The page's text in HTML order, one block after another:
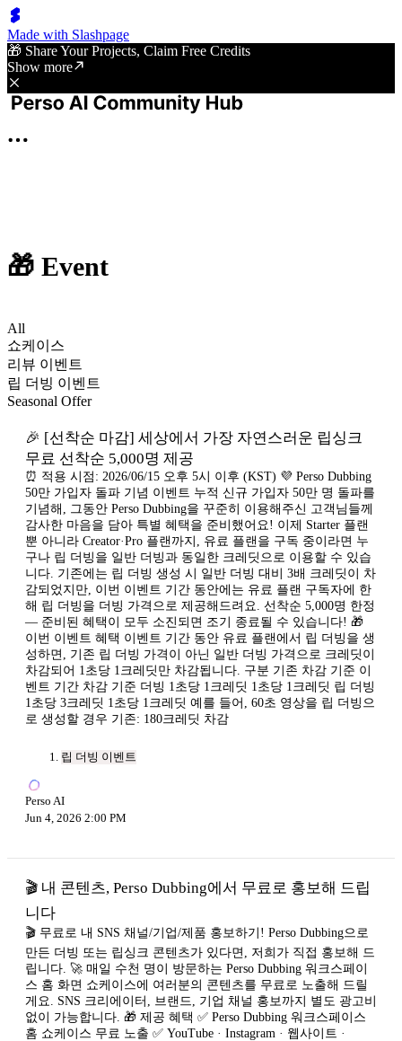
Made with Slashpage
🎁 Share Your Projects, Claim Free Credits
Show more
🎁 Event
All
쇼케이스
리뷰 이벤트
립 더빙 이벤트
Seasonal Offer
🎉 [선착순 마감] 세상에서 가장 자연스러운 립싱크
무료 선착순 5,000명 제공
⏰ 적용 시점: 2026/06/15 오후 5시 이후 (KST) 💜 Perso Dubbing
50만 가입자 돌파 기념 이벤트 누적 신규 가입자 50만 명 돌파를
기념해, 그동안 Perso Dubbing을 꾸준히 이용해주신 고객님들께
감사한 마음을 담아 특별 혜택을 준비했어요! 이제 Starter 플랜
뿐 아니라 Creator·Pro 플랜까지, 유료 플랜을 구독 중이라면 누
구나 립 더빙을 일반 더빙과 동일한 크레딧으로 이용할 수 있습
니다. 기존에는 립 더빙 생성 시 일반 더빙 대비 3배 크레딧이 차
감되었지만, 이번 이벤트 기간 동안에는 유료 플랜 구독자에 한
해 립 더빙을 더빙 가격으로 제공해드려요. 선착순 5,000명 한정
— 준비된 혜택이 모두 소진되면 조기 종료될 수 있습니다! 🎁
이번 이벤트 혜택 이벤트 기간 동안 유료 플랜에서 립 더빙을 생
성하면, 기존 립 더빙 가격이 아닌 일반 더빙 가격으로 크레딧이
차감되어 1초당 1크레딧만 차감됩니다. 구분 기존 차감 기준 이
벤트 기간 차감 기준 더빙 1초당 1크레딧 1초당 1크레딧 립 더빙
1초당 3크레딧 1초당 1크레딧 예를 들어, 60초 영상을 립 더빙으
로 생성할 경우 기존: 180크레딧 차감
립 더빙 이벤트
Perso AI
Jun 4, 2026 2:00 PM
🎬 내 콘텐츠, Perso Dubbing에서 무료로 홍보해 드립
니다
🎬 무료로 내 SNS 채널/기업/제품 홍보하기! Perso Dubbing으로
만든 더빙 또는 립싱크 콘텐츠가 있다면, 저희가 직접 홍보해 드
립니다. 🚀 매일 수천 명이 방문하는 Perso Dubbing 워크스페이
스 홈 화면 쇼케이스에 여러분의 콘텐츠를 무료로 노출해 드릴
게요. SNS 크리에이터, 브랜드, 기업 채널 홍보까지 별도 광고비
없이 가능합니다. 🎁 제공 혜택 ✅ Perso Dubbing 워크스페이스
홈 쇼케이스 무료 노출 ✅ YouTube · Instagram · 웹사이트 ·